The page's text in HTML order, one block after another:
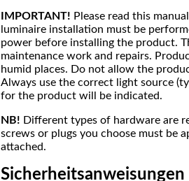
IMPORTANT! Please read this
luminaire installation must be
power before installing the product.
maintenance work and repairs.
humid places. Do not allow the
Always use the correct light source
for the product will be indicated.
NB! Different types of hardware are
screws or plugs you choose must be
attached.
Sicherheitsanweisungen